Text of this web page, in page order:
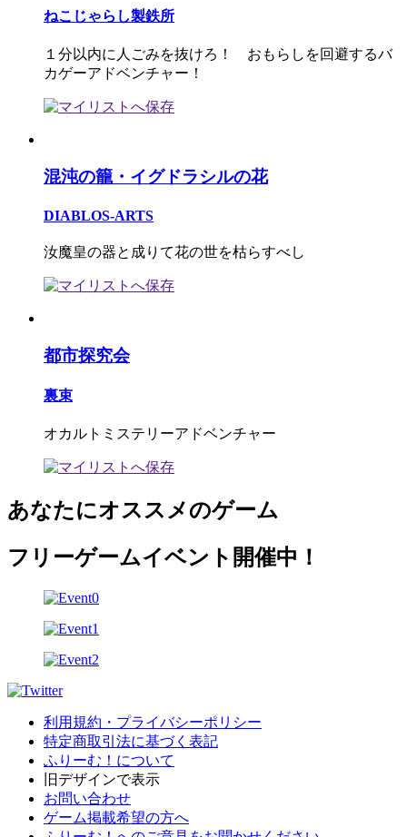
ねこじゃらし製鉄所
１分以内に人ごみを抜けろ！ おもらしを回避するバ
カゲーアドベンチャー！
混沌の籠・イグドラシルの花
DIABLOS-ARTS
汝魔皇の器と成りて花の世を枯らすべし
都市探究会
裏束
オカルトミステリーアドベンチャー
あなたにオススメのゲーム
フリーゲームイベント開催中！
利用規約・プライバシーポリシー
特定商取引法に基づく表記
ふりーむ！について
旧デザインで表示
お問い合わせ
ゲーム掲載希望の方へ